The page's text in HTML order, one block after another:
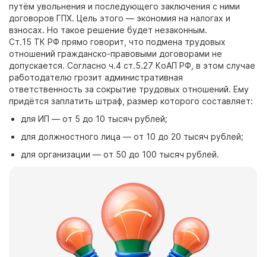
путём увольнения и последующего заключения с ними
договоров ГПХ. Цель этого — экономия на налогах и
взносах. Но такое решение будет незаконным.
Ст.15 ТК РФ прямо говорит, что подмена трудовых
отношений гражданско-правовыми договорами не
допускается. Согласно ч.4 ст.5.27 КоАП РФ, в этом случае
работодателю грозит административная
ответственность за сокрытие трудовых отношений. Ему
придётся заплатить штраф, размер которого составляет:
для ИП — от 5 до 10 тысяч рублей;
для должностного лица — от 10 до 20 тысяч рублей;
для организации — от 50 до 100 тысяч рублей.